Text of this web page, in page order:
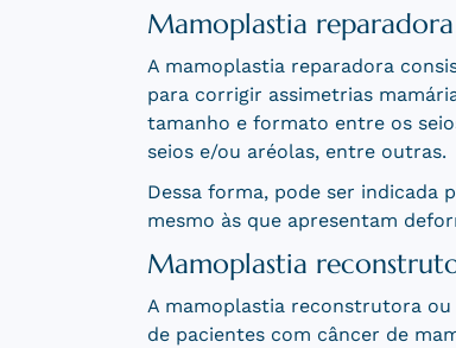
Mamoplastia reparadora
A mamoplastia reparadora
para corrigir assimetrias
tamanho e formato entre os
seios e/ou aréolas, entre outras.
Dessa forma, pode ser indicada
mesmo às que apresentam
Mamoplastia
A mamoplastia reconstrutora
de pacientes com câncer de